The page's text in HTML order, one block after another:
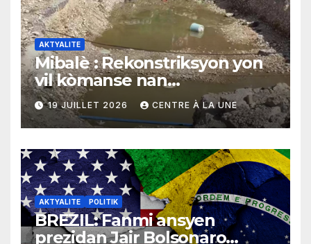
AKTYALITE
Mibalè : Rekonstriksyon yon
vil kòmanse nan
rekonstriksyon lespri moun
yo
19 JUILLET 2026 CENTRE À LA UNE
AKTYALITE POLITIK
BREZIL: Fanmi ansyen
prezidan Jair Bolsonaro